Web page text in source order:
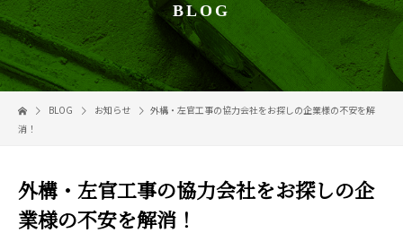
BLOG
BLOG お知らせ
外構・左官工事の協力会社をお探しの企業様の不安を解
消！
外構・左官工事の協力会社をお探しの企
業様の不安を解消！